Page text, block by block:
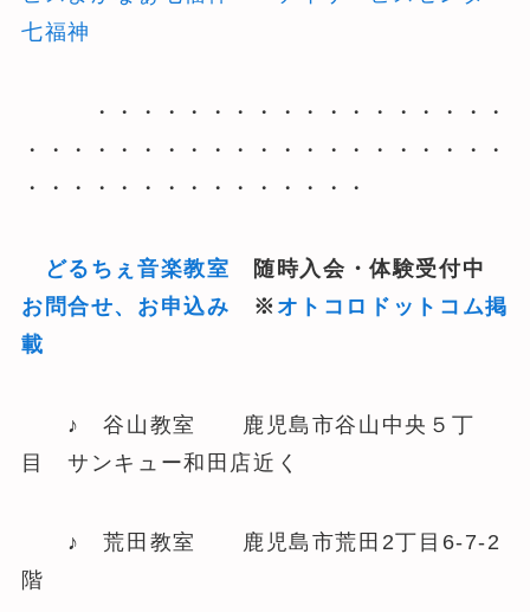
七福神
・・・・・・・・・・・・・・・・・・
・・・・・・・・・・・・・・・・・・・・・
・・・・・・・・・・・・・・・
どるちぇ音楽教室 随時入会・体験受付中
お問合せ、お申込み ※ オトコロドットコム掲
載
♪ 谷山教室 鹿児島市谷山中央５丁
目 サンキュー和田店近く
♪ 荒田教室 鹿児島市荒田2丁目6-7-2
階